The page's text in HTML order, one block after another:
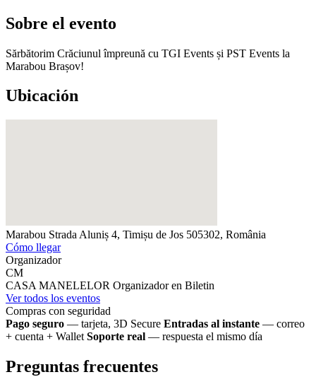
Sobre el evento
Sărbătorim Crăciunul împreună cu TGI Events și PST Events la
Marabou Brașov!
Ubicación
Marabou Strada Aluniș 4, Timișu de Jos 505302, România
Cómo llegar
Organizador
CM
CASA MANELELOR Organizador en Biletin
Ver todos los eventos
Compras con seguridad
Pago seguro — tarjeta, 3D Secure Entradas al instante — correo
+ cuenta + Wallet Soporte real — respuesta el mismo día
Preguntas frecuentes